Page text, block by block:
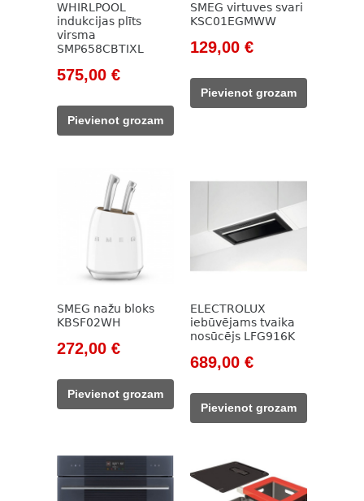
WHIRLPOOL
indukcijas plīts
virsma
SMP658CBTIXL
Original
was:
755,00 €.
575,00 €Current
575,00 €.
Pievienot grozam
SMEG virtuves svari
KSC01EGMWW
Original
was:
148,00 €.
129,00 €Current
129,00 €.
Pievienot grozam
SMEG nažu bloks
KBSF02WH
Original
was:
320,00 €.
272,00 €Current
272,00 €.
Pievienot grozam
ELECTROLUX
iebūvējams tvaika
nosūcējs LFG916K
Original
was:
981,00 €.
689,00 €Current
689,00 €.
Pievienot grozam